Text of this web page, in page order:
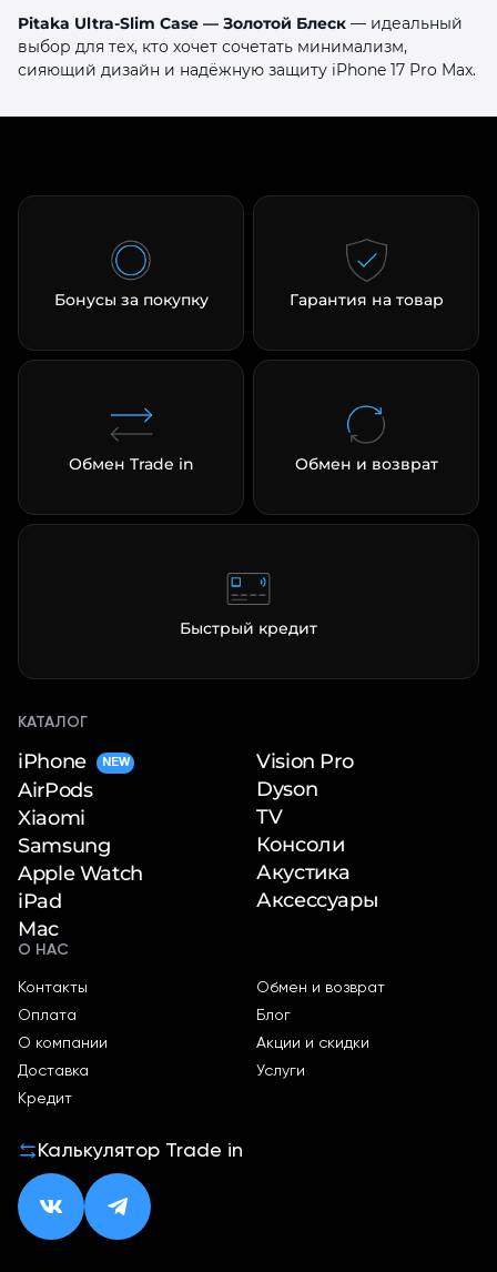
Pitaka Ultra-Slim Case — Золотой Блеск — идеальный
выбор для тех, кто хочет сочетать минимализм,
сияющий дизайн и надёжную защиту iPhone 17 Pro Max.
Бонусы за покупку Гарантия на товар
Обмен Trade in Обмен и возврат
Быстрый кредит
КАТАЛОГ
iPhone NEW
AirPods
Xiaomi
Samsung
Apple Watch
iPad
Mac
Vision Pro
Dyson
TV
Консоли
Акустика
Аксессуары
О НАС
Контакты
Оплата
О компании
Доставка
Кредит
Обмен и возврат
Блог
Акции и скидки
Услуги
Калькулятор Trade in